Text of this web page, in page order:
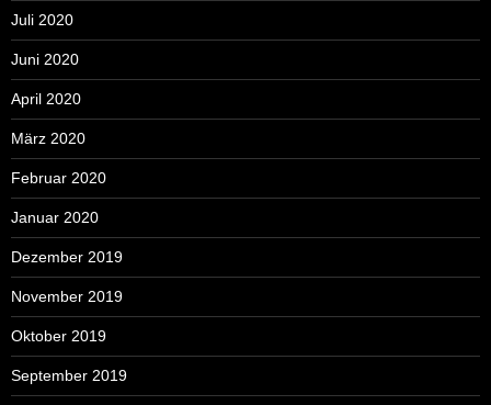
Juli 2020
Juni 2020
April 2020
März 2020
Februar 2020
Januar 2020
Dezember 2019
November 2019
Oktober 2019
September 2019